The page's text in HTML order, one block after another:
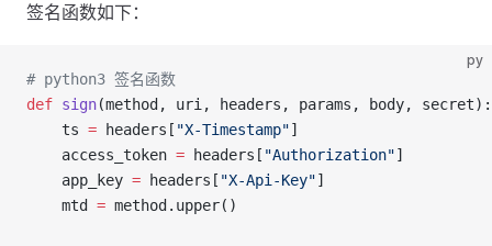
签名函数如下：
py
# python3 签名函数
def sign(method, uri, headers, params, body, secret):
    ts
= headers[ "X-Timestamp"]
    access_token
= headers[ "Authorization"]
    app_key
= headers[ "X-Api-Key"]
    mtd
= method.upper()